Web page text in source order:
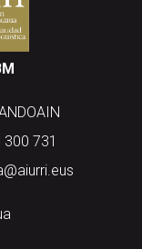
731